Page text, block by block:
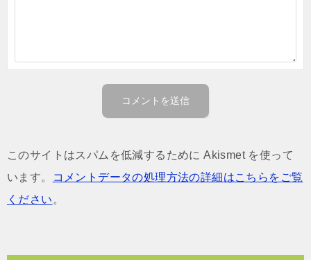
このサイトはスパムを低減するために Akismet を使って
います。
コメントデータの処理方法の詳細はこちらをご覧
ください 。